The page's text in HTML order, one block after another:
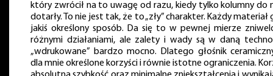
który zwrócił na to uwagę od razu, kiedy tylko kolumny do
dotarły. To nie jest tak, że to „zły” charakter. Każdy materiał
jakiś określony sposób. Da się to w pewnej mierze
różnymi działaniami, ale zalety i wady są w daną
„wdrukowane” bardzo mocno. Dlatego głośnik
dla mnie określone korzyści i równie istotne ograniczenia.